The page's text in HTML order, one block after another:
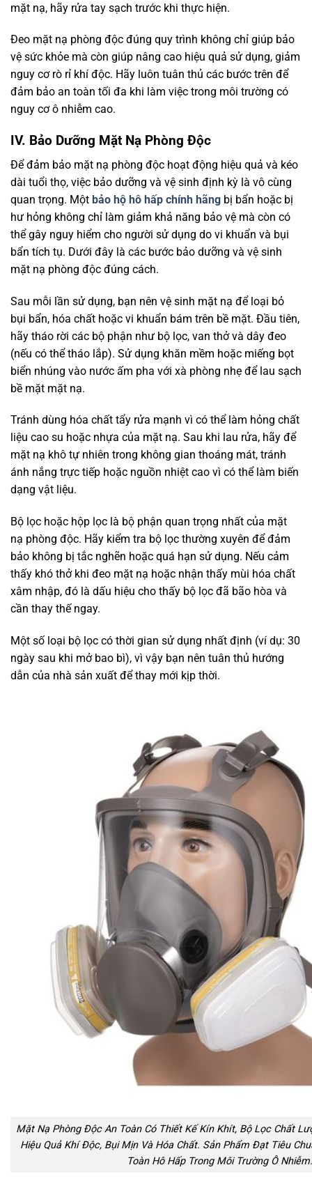
mặt nạ, hãy rửa tay sạch trước khi thực hiện.
Đeo mặt nạ phòng độc đúng quy trình không chỉ giúp bảo
vệ sức khỏe mà còn giúp nâng cao hiệu quả sử dụng, giảm
nguy cơ rò rỉ khí độc. Hãy luôn tuân thủ các bước trên để
đảm bảo an toàn tối đa khi làm việc trong môi trường có
nguy cơ ô nhiễm cao.
IV. Bảo Dưỡng Mặt Nạ Phòng Độc
Để đảm bảo mặt nạ phòng độc hoạt động hiệu quả và kéo
dài tuổi thọ, việc bảo dưỡng và vệ sinh định kỳ là vô cùng
quan trọng. Một bảo hộ hô hấp chính hãng bị bẩn hoặc bị
hư hỏng không chỉ làm giảm khả năng bảo vệ mà còn có
thể gây nguy hiểm cho người sử dụng do vi khuẩn và bụi
bẩn tích tụ. Dưới đây là các bước bảo dưỡng và vệ sinh
mặt nạ phòng độc đúng cách.
Sau mỗi lần sử dụng, bạn nên vệ sinh mặt nạ để loại bỏ
bụi bẩn, hóa chất hoặc vi khuẩn bám trên bề mặt. Đầu tiên,
hãy tháo rời các bộ phận như bộ lọc, van thở và dây đeo
(nếu có thể tháo lắp). Sử dụng khăn mềm hoặc miếng bọt
biển nhúng vào nước ấm pha với xà phòng nhẹ để lau sạch
bề mặt mặt nạ.
Tránh dùng hóa chất tẩy rửa mạnh vì có thể làm hỏng chất
liệu cao su hoặc nhựa của mặt nạ. Sau khi lau rửa, hãy để
mặt nạ khô tự nhiên trong không gian thoáng mát, tránh
ánh nắng trực tiếp hoặc nguồn nhiệt cao vì có thể làm biến
dạng vật liệu.
Bộ lọc hoặc hộp lọc là bộ phận quan trọng nhất của mặt
nạ phòng độc. Hãy kiểm tra bộ lọc thường xuyên để đảm
bảo không bị tắc nghẽn hoặc quá hạn sử dụng. Nếu cảm
thấy khó thở khi đeo mặt nạ hoặc nhận thấy mùi hóa chất
xâm nhập, đó là dấu hiệu cho thấy bộ lọc đã bão hòa và
cần thay thế ngay.
Một số loại bộ lọc có thời gian sử dụng nhất định (ví dụ: 30
ngày sau khi mở bao bì), vì vậy bạn nên tuân thủ hướng
dẫn của nhà sản xuất để thay mới kịp thời.
Mặt Nạ Phòng Độc An Toàn Có Thiết Kế Kín Khít, Bộ Lọc Chất
Hiệu Quả Khí Độc, Bụi Mịn Và Hóa Chất. Sản Phẩm Đạt Tiêu
Toàn Hô Hấp Trong Môi Trường Ô Nhiễm.